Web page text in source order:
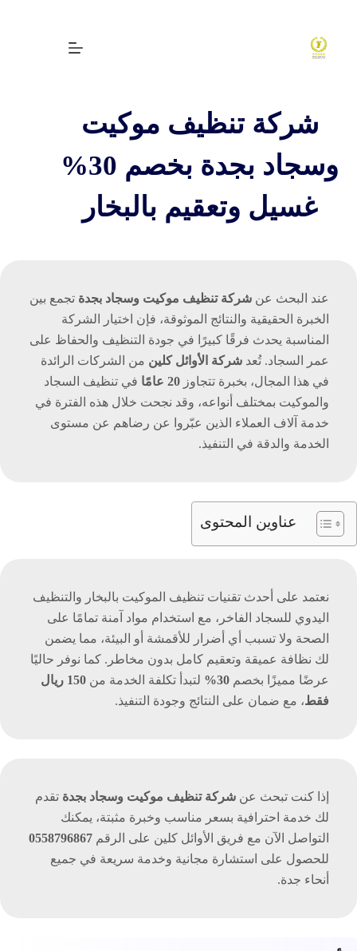
المحتوى
شركة تنظيف موكيت
وسجاد بجدة بخصم 30%
غسيل وتعقيم بالبخار
عند البحث عن شركة تنظيف موكيت وسجاد بجدة تجمع بين
الخبرة الحقيقية والنتائج الموثوقة، فإن اختيار الشركة
المناسبة يحدث فرقًا كبيرًا في جودة التنظيف والحفاظ على
عمر السجاد. تُعد شركة الأوائل كلين من الشركات الرائدة
في هذا المجال، بخبرة تتجاوز 20 عامًا
في تنظيف السجاد
والموكيت بمختلف أنواعه، وقد نجحت خلال هذه الفترة في
خدمة آلاف العملاء الذين عبّروا عن رضاهم عن مستوى
الخدمة والدقة في التنفيذ.
عناوين المحتوى
نعتمد على أحدث تقنيات تنظيف الموكيت بالبخار والتنظيف
اليدوي للسجاد الفاخر، مع استخدام مواد آمنة تمامًا على
الصحة ولا تسبب أي أضرار للأقمشة أو البيئة، مما يضمن
لك نظافة عميقة وتعقيم كامل بدون مخاطر. كما نوفر حاليًا
عرضًا مميزًا بخصم 30% لتبدأ تكلفة الخدمة من
150 ريال
فقط، مع ضمان على النتائج وجودة التنفيذ.
إذا كنت تبحث عن شركة تنظيف موكيت وسجاد بجدة تقدم
لك خدمة احترافية بسعر مناسب وخبرة مثبتة، يمكنك
التواصل الآن مع فريق الأوائل كلين على الرقم 0558796867
للحصول على استشارة مجانية وخدمة سريعة في جميع
أنحاء جدة.